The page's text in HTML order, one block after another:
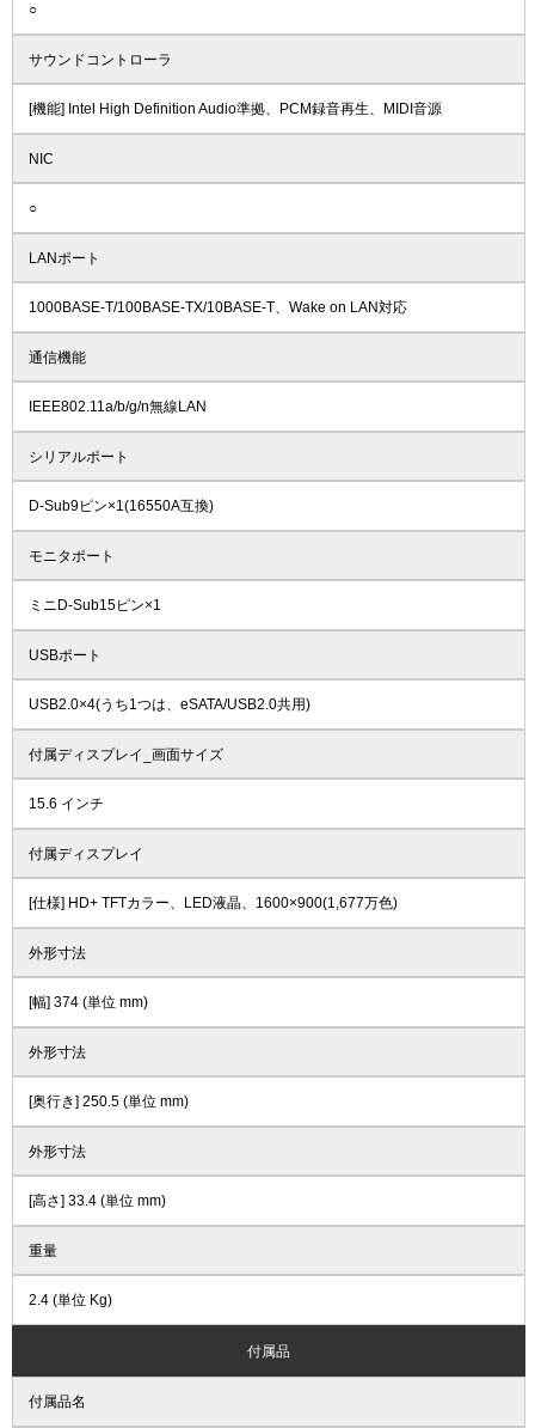
○
サウンドコントローラ
[機能] Intel High Definition Audio準拠、PCM録音再生、MIDI音源
NIC
○
LANポート
1000BASE-T/100BASE-TX/10BASE-T、Wake on LAN対応
通信機能
IEEE802.11a/b/g/n無線LAN
シリアルポート
D-Sub9ピン×1(16550A互換)
モニタポート
ミニD-Sub15ピン×1
USBポート
USB2.0×4(うち1つは、eSATA/USB2.0共用)
付属ディスプレイ_画面サイズ
15.6 インチ
付属ディスプレイ
[仕様] HD+ TFTカラー、LED液晶、1600×900(1,677万色)
外形寸法
[幅] 374 (単位 mm)
外形寸法
[奥行き] 250.5 (単位 mm)
外形寸法
[高さ] 33.4 (単位 mm)
重量
2.4 (単位 Kg)
付属品
付属品名